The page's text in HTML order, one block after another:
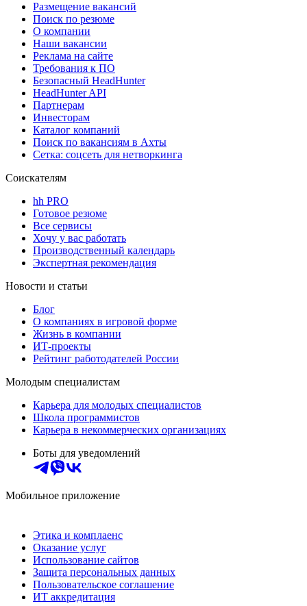
Размещение вакансий
Поиск по резюме
О компании
Наши вакансии
Реклама на сайте
Требования к ПО
Безопасный HeadHunter
HeadHunter API
Партнерам
Инвесторам
Каталог компаний
Поиск по вакансиям в Ахты
Сетка: соцсеть для нетворкинга
Соискателям
hh PRO
Готовое резюме
Все сервисы
Хочу у вас работать
Производственный календарь
Экспертная рекомендация
Новости и статьи
Блог
О компаниях в игровой форме
Жизнь в компании
ИТ-проекты
Рейтинг работодателей России
Молодым специалистам
Карьера для молодых специалистов
Школа программистов
Карьера в некоммерческих организациях
Боты для уведомлений
Мобильное приложение
Этика и комплаенс
Оказание услуг
Использование сайтов
Защита персональных данных
Пользовательское соглашение
ИТ аккредитация